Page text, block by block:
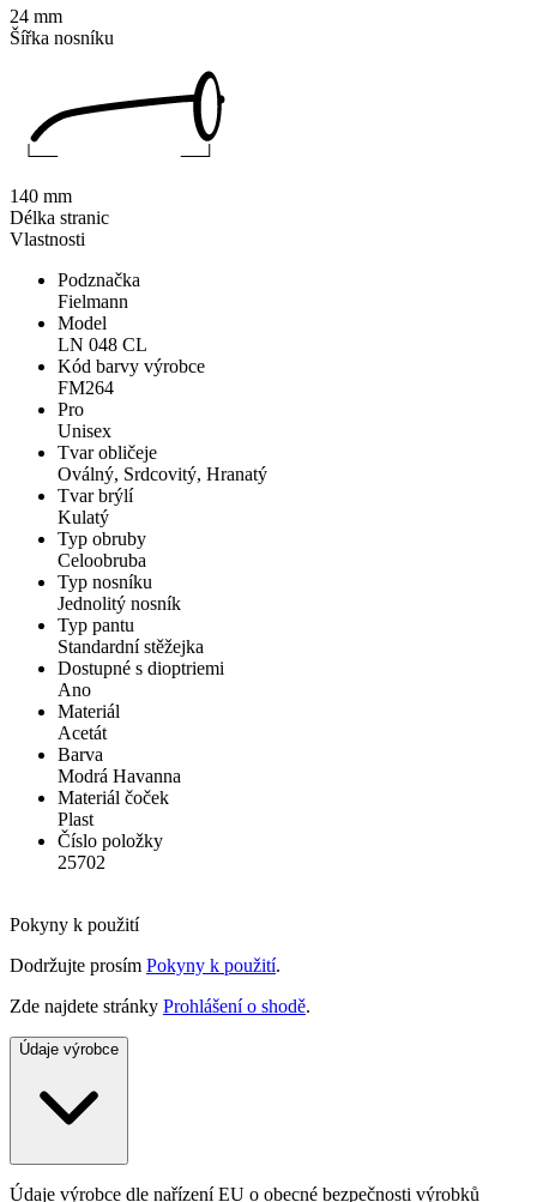
Vlastnosti
Podznačka
Fielmann
Model
LN 048 CL
Kód barvy výrobce
FM264
Pro
Unisex
Tvar obličeje
Oválný, Srdcovitý, Hranatý
Tvar brýlí
Kulatý
Typ obruby
Celoobruba
Typ nosníku
Jednolitý nosník
Typ pantu
Standardní stěžejka
Dostupné s dioptriemi
Ano
Materiál
Acetát
Barva
Modrá Havanna
Materiál čoček
Plast
Číslo položky
25702
Pokyny k použití
Dodržujte prosím Pokyny k použití.
Zde najdete stránky Prohlášení o shodě.
Údaje výrobce
Údaje výrobce dle nařízení EU o obecné bezpečnosti výrobků
24 mm
Šířka nosníku
140 mm
Délka stranic